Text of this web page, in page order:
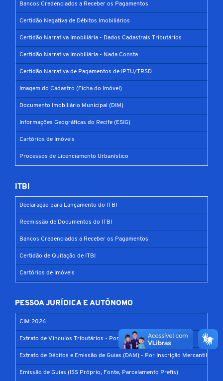
Bancos Credenciados a Receber os Pagamentos
Certidão Negativa de Débitos Imobiliários
Certidão Narrativa Imobiliária - Dados Cadastrais Tributários
Certidão Narrativa Imobiliária - Nada Consta
Certidão Narrativa de Pagamentos de IPTU/TRSD
Imagem do Cadastro (Ficha do Imóvel)
Documento Imobiliário Municipal (DIM)
Informações Geográficas do Recife (ESIG)
Cartórios de Imóveis
Processos de Licenciamento Urbanístico
ITBI
Declaração para Lançamento do ITBI
Reemissão de Documentos do ITBI
Bancos Credenciados a Receber os Pagamentos
Certidão de Quitação de ITBI
Cartórios de Imóveis
PESSOA JURÍDICA E AUTÔNOMO
CIM 2026
Extrato de Vínculos Tributários - Por CPF ou CNPJ
Extrato de Débitos e Emissão de Guias (DAM) - Por Inscrição Mercantil
Emissão de Guias (ISS Próprio, Fonte, Parcelamento Prefis)